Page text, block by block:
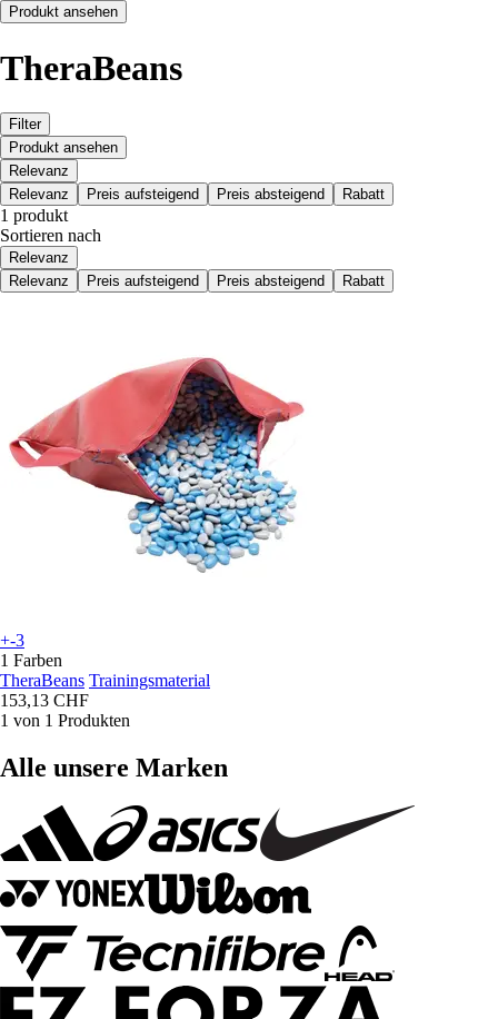
Produkt ansehen
TheraBeans
Filter
Produkt ansehen
Relevanz
Relevanz
Preis aufsteigend Preis absteigend Rabatt
1 produkt
Sortieren nach
Relevanz
Relevanz
Preis aufsteigend Preis absteigend Rabatt
+-3
1 Farben
TheraBeans Trainingsmaterial
153,13 CHF
1 von 1 Produkten
Alle unsere Marken